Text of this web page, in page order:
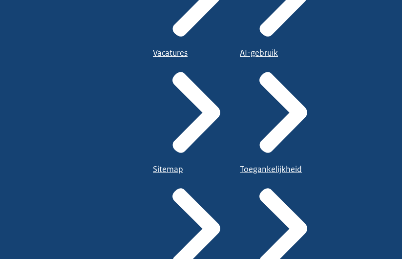
Vacatures
Sitemap
AI-gebruik
Toegankelijkheid